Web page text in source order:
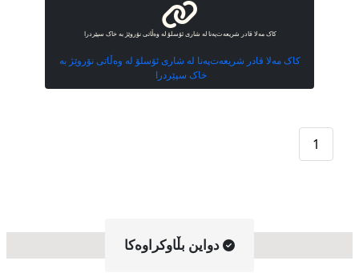
کاک مەلا قادر شریعەت‌پەنا لە شاری ئۆسلۆ لە وەڵاتی نۆروێژ بە خاک سپێردرا
کاک مەلا قادر شریعەت‌پەنا لە شاری ئۆسلۆ لە وەڵاتی نۆروێژ بە
خاک سپێردرا
1
دواین بڵاوکراوه‌کا